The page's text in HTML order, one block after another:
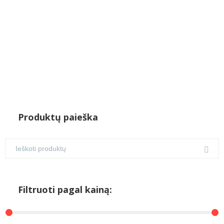
Produktų paieška
Filtruoti pagal kainą: